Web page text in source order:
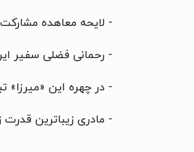
- لایحه معاهده
- رحمانی فضلی سفیر
- در چهره این
- مادری زیباترین